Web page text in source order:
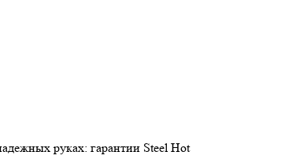
руках: гарантии Steel Hot